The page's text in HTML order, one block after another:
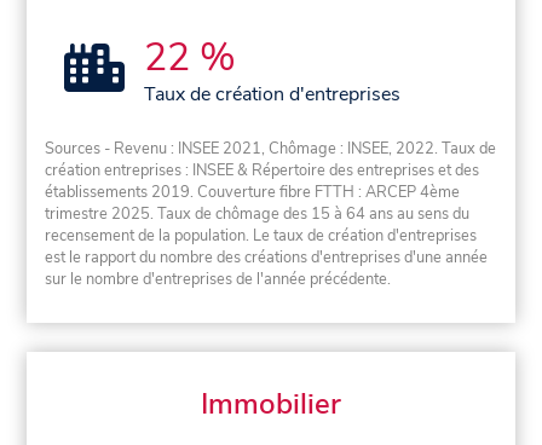
22 %
Taux de création d'entreprises
Sources - Revenu : INSEE 2021, Chômage : INSEE, 2022. Taux de
création entreprises : INSEE & Répertoire des entreprises et des
établissements 2019. Couverture fibre FTTH : ARCEP 4ème
trimestre 2025. Taux de chômage des 15 à 64 ans au sens du
recensement de la population. Le taux de création d'entreprises
est le rapport du nombre des créations d'entreprises d'une année
sur le nombre d'entreprises de l'année précédente.
Immobilier